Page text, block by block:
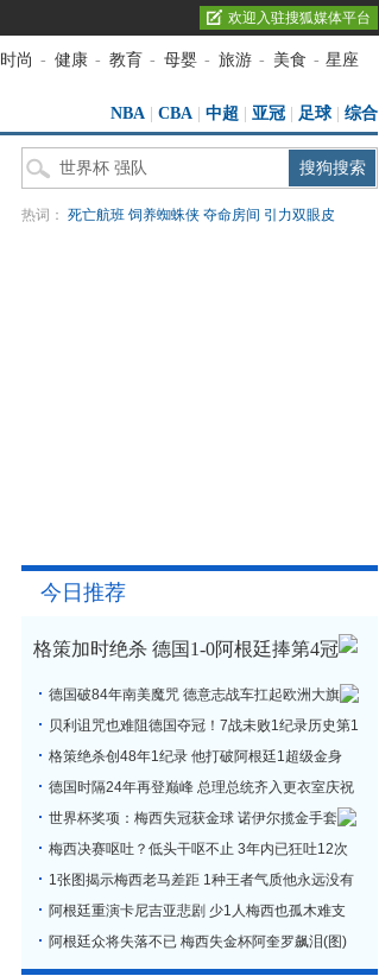
欢迎入驻搜狐媒体平台
时尚 - 健康 - 教育 - 母婴 - 旅游 - 美食 - 星座
NBA CBA 中超 亚冠 足球| 综合
热词： 死亡航班 饲养蜘蛛侠 夺命房间 引力双眼皮
今日推荐
格策加时绝杀 德国1-0阿根廷捧第4冠
德国破84年南美魔咒 德意志战车扛起欧洲大旗
贝利诅咒也难阻德国夺冠！7战未败1纪录历史第1
格策绝杀创48年1纪录 他打破阿根廷1超级金身
德国时隔24年再登巅峰 总理总统齐入更衣室庆祝
世界杯奖项：梅西失冠获金球 诺伊尔揽金手套
梅西决赛呕吐？低头干呕不止 3年内已狂吐12次
1张图揭示梅西老马差距 1种王者气质他永远没有
阿根廷重演卡尼吉亚悲剧 少1人梅西也孤木难支
阿根廷众将失落不已 梅西失金杯阿奎罗飙泪(图)